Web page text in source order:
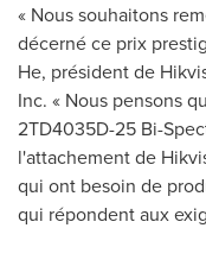
« Nous souhaitons
décerné ce prix
He, président de
Inc. « Nous pensons
2TD4035D-25 Bi-
l'attachement de
qui ont besoin de
qui répondent aux